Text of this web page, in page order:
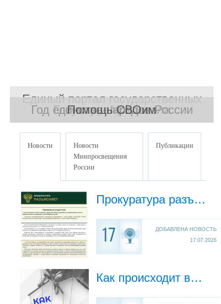
Единый портал государственных
услуг
Госуслуги Моя школа
Год единства народов России
Помощь СВОим
Новости
Новости
Минпросвещения
России
Публикации
Прокуратура разъясняет
17
ДОБАВЛЕНА НОВОСТЬ
17.07.2026
Как происходит верборка?